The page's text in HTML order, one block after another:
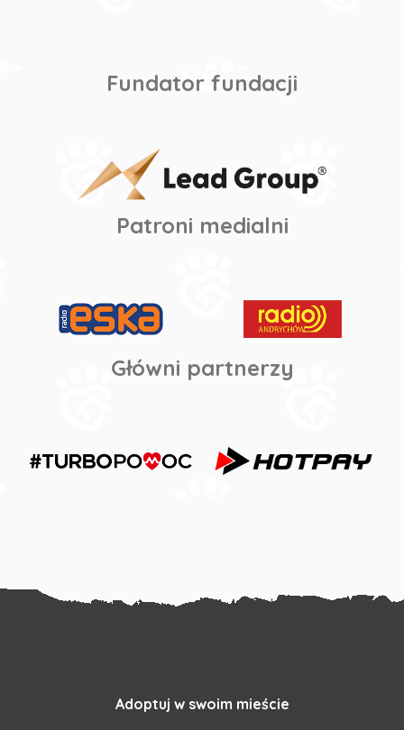
Fundator fundacji
Patroni medialni
Główni partnerzy
Adoptuj w swoim mieście